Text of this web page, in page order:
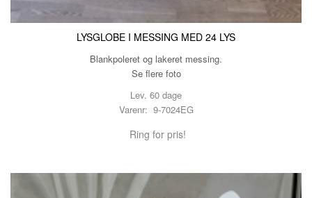
LYSGLOBE I MESSING MED 24 LYS
Blankpoleret og lakeret messing.
Se flere foto
Lev. 60 dage
Varenr: 9-7024EG
Ring for pris!